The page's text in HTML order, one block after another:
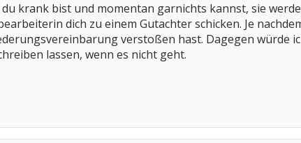
krank bist und momentan garnichts kannst, sie
dich zu einem Gutachter schicken. Je
verstoßen hast. Dagegen würde
lassen, wenn es nicht geht.